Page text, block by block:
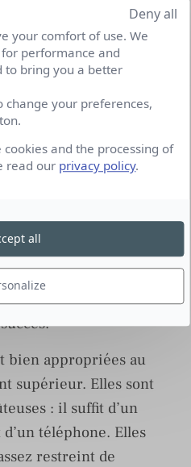
cette équipe à l’avantage
enjeux d’un domaine
et les objectifs
et une proximité aux
permettent d’agir de la
vitesse. Ceci est bien sûr
où quelques
des mois de
cas pour les relations
aux journalistes les
pour hier, est
bien appropriées au
supérieur. Elles sont
: il suffit d’un
téléphone. Elles
restreint de
your comfort of use. We
performance and
to bring you a better
your preferences,
and the processing of
read our privacy policy.
Deny all
all